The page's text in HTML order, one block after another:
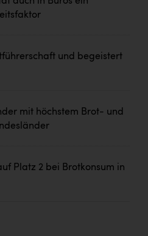
und begeistert
mit höchstem Brot- und
Platz 2 bei Brotkonsum in